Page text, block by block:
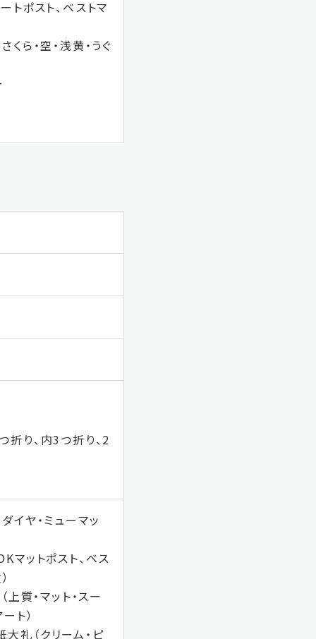
トポスト、ベストマ
ら・空・浅黄・うぐ
折り、内3つ折り、2
イヤ・ミューマッ
マットポスト、ベス
質・マット・スー
ト）
礼（クリーム・ピ